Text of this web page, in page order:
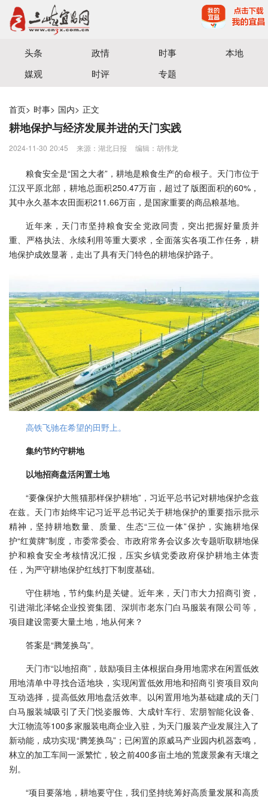
宜昌三峡融媒体中心主办
头条 政情 时事
本地
媒观
时评 专题
首页> 时事> 国内> 正文
耕地保护与经济发展并进的天门实践
2024-11-30 20:45 来源：湖北日报 编辑：胡伟龙
粮食安全是“国之大者”，耕地是粮食生产的命根子。天门市位于
江汉平原北部，耕地总面积250.47万亩，超过了版图面积的60%，
其中永久基本农田面积211.66万亩，是国家重要的商品粮基地。
近年来，天门市坚持粮食安全党政同责，突出把握好量质并
重、严格执法、永续利用等重大要求，全面落实各项工作任务，耕
地保护成效显著，走出了具有天门特色的耕地保护路子。
高铁飞驰在希望的田野上。
集约节约守耕地
以地招商盘活闲置土地
“要像保护大熊猫那样保护耕地”，习近平总书记对耕地保护念兹
在兹。天门市始终牢记习近平总书记关于耕地保护的重要指示批示
精神，坚持耕地数量、质量、生态“三位一体”保护，实施耕地保
护“红黄牌”制度，市委常委会、市政府常务会议多次专题听取耕地保
护和粮食安全考核情况汇报，压实乡镇党委政府保护耕地主体责
任，为严守耕地保护红线打下制度基础。
守住耕地，节约集约是关键。近年来，天门市大力招商引资，
引进湖北泽铭企业投资集团、深圳市老东门白马服装有限公司等，
项目建设需要大量土地，地从何来？
答案是“腾笼换鸟”。
天门市“以地招商”，鼓励项目主体根据自身用地需求在闲置低效
用地清单中寻找合适地块，实现闲置低效用地和招商引资项目双向
互动选择，提高低效用地盘活效率。以闲置用地为基础建成的天门
白马服装城吸引了天门悦姿服饰、大成针车行、宏朋智能化设备、
大江物流等100多家服装电商企业入驻，为天门服装产业发展注入了
新动能，成功实现“腾笼换鸟”；已闲置的原威马产业园内机器轰鸣，
林立的加工车间一派繁忙，较之前400多亩土地的荒废景象有天壤之
别。
“项目要落地，耕地要守住，我们坚持统筹好高质量发展和高质